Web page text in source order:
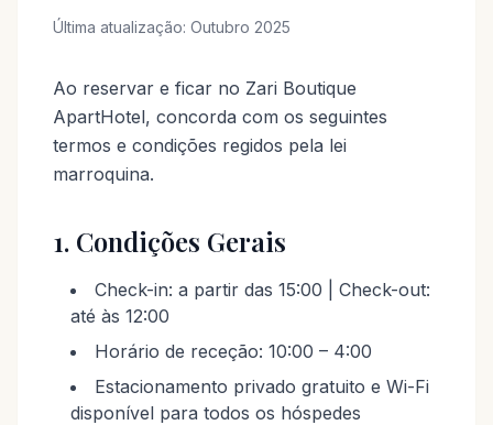
Última atualização: Outubro 2025
Ao reservar e ficar no Zari Boutique
ApartHotel, concorda com os seguintes
termos e condições regidos pela lei
marroquina.
1. Condições Gerais
Check-in: a partir das 15:00 | Check-out:
até às 12:00
Horário de receção: 10:00 – 4:00
Estacionamento privado gratuito e Wi-Fi
disponível para todos os hóspedes